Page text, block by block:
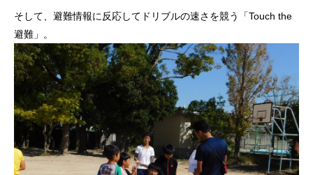
そして、避難情報に反応してドリブルの速さを競う「Touch the
避難」。